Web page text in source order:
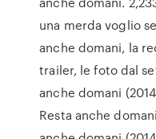
una merda voglio
anche domani, la
trailer, le foto dal
anche domani
Resta anche